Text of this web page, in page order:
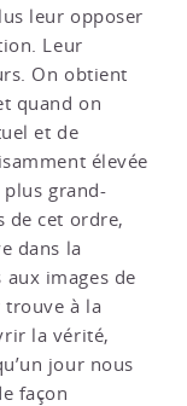
leur opposer
Leur
On obtient
quand on
et de
élevée
grand-
de cet ordre,
dans la
images de
trouve à la
la vérité,
jour nous
façon